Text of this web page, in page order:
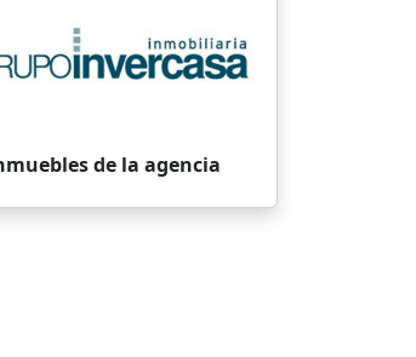
de la agencia